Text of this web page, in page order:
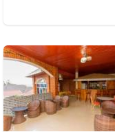
1 avis